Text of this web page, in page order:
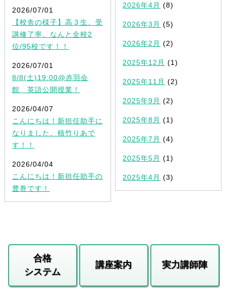
2026/07/01
【校舎の様子】高３生、受
講修了率、なんと全校2
位/95校です！！
2026/07/01
8/8(土)19:00@赤羽会
館 英語公開授業！
2026/04/07
こんにちは！新担任助手に
なりました、植竹りあで
す！！
2026/04/04
こんにちは！新担任助手の
豊巻です！
2026年4月 (8)
2026年3月 (5)
2026年2月 (2)
2025年12月 (1)
2025年11月 (2)
2025年9月 (2)
2025年8月 (1)
2025年7月 (4)
2025年5月 (1)
2025年4月 (3)
合格
システム
講座案内 実力講師陣